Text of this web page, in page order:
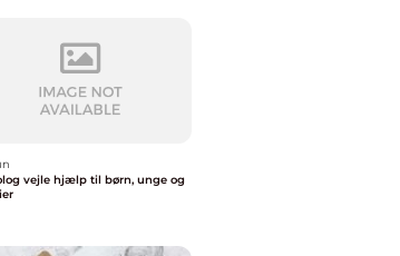
hjælp til børn, unge og